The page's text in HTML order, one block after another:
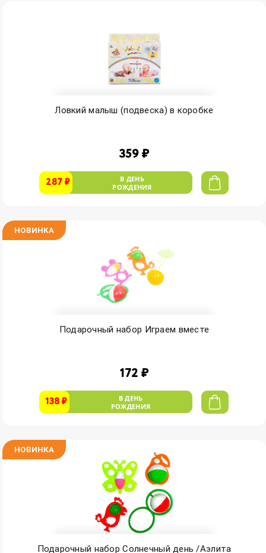
Ловкий малыш (подвеска) в коробке
359 ₽
287 ₽
В ДЕНЬ
РОЖДЕНИЯ
НОВИНКА
Подарочный набор Играем вместе
172 ₽
138 ₽
В ДЕНЬ
РОЖДЕНИЯ
НОВИНКА
Подарочный набор Солнечный день /Аэлита